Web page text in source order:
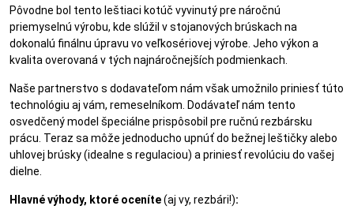
Pôvodne bol tento leštiaci kotúč vyvinutý pre náročnú
priemyselnú výrobu, kde slúžil v stojanových brúskach na
dokonalú finálnu úpravu vo veľkosériovej výrobe. Jeho výkon a
kvalita overovaná v tých najnáročnejších podmienkach.
Naše partnerstvo s dodavateľom nám však umožnilo priniesť túto
technológiu aj vám, remeselníkom. Dodávateľ nám tento
osvedčený model špeciálne prispôsobil pre ručnú rezbársku
prácu. Teraz sa môže jednoducho upnúť do bežnej leštičky alebo
uhlovej brúsky (idealne s regulaciou) a priniesť revolúciu do vašej
dielne.
Hlavné výhody, ktoré oceníte(aj vy, rezbári!):